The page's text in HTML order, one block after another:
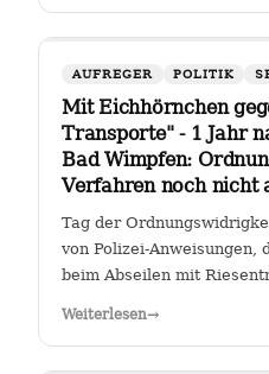
AUFREGER POLITIK
Mit Eichhörnchen
Transporte" - 1 Jahr
Bad Wimpfen:
Verfahren noch nicht
Tag der
von Polizei-Anweisungen,
beim Abseilen mit
Weiterlesen→